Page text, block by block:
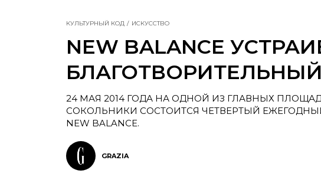
КУЛЬТУРНЫЙ КОД ИСКУССТВО
NEW BALANCE
24 МАЯ 2014 ГОДА НА ОДНОЙ ИЗ ГЛАВНЫХ
СОКОЛЬНИКИ СОСТОИТСЯ ЧЕТВЕРТЫЙ
NEW BALANCE.
GRAZIA